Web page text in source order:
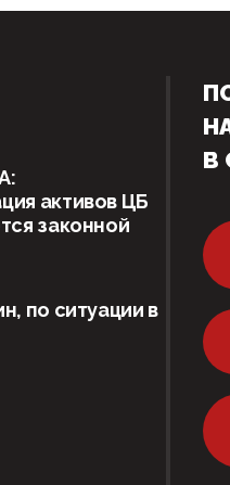
активов ЦБ
законной
по ситуации в
В